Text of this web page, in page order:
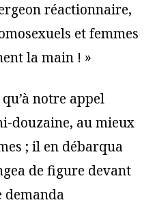
réactionnaire,
et femmes
la main ! »
notre appel
douzaine, au mieux
; il en débarqua
de figure devant
demanda